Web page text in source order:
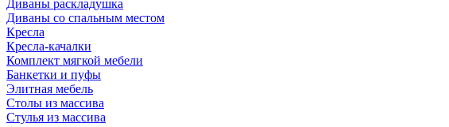
Диваны раскладушка
Диваны со спальным местом
Кресла
Кресла-качалки
Комплект мягкой мебели
Банкетки и пуфы
Элитная мебель
Столы из массива
Стулья из массива